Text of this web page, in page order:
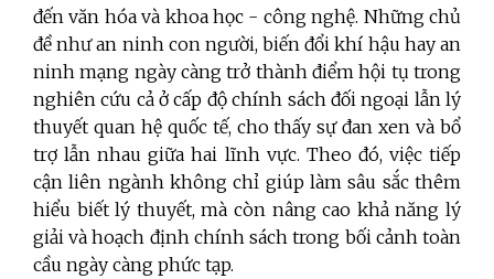
đến văn hóa và khoa học - công nghệ. Những chủ
đề như an ninh con người, biến đổi khí hậu hay an
ninh mạng ngày càng trở thành điểm hội tụ trong
nghiên cứu cả ở cấp độ chính sách đối ngoại lẫn lý
thuyết quan hệ quốc tế, cho thấy sự đan xen và bổ
trợ lẫn nhau giữa hai lĩnh vực. Theo đó, việc tiếp
cận liên ngành không chỉ giúp làm sâu sắc thêm
hiểu biết lý thuyết, mà còn nâng cao khả năng lý
giải và hoạch định chính sách trong bối cảnh toàn
cầu ngày càng phức tạp.